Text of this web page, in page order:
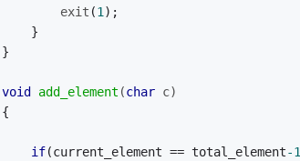
exit (1 );
    }
}
void add_element (char c)
{
if(current_element == total_element-1